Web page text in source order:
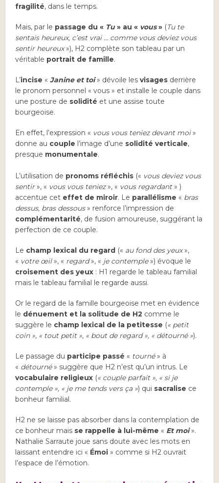
fragilité, dans le temps.
Mais, par le passage du « Tu» au « vous» (Tu te
sentais heureux, c’est vrai … comme vous deviez vous
sentir heureux»), H2 complète son tableau par un
véritable portrait de famille.
L’incise « Janine et toi» dévoile lesvisages derrière
le pronom personnel « vous » et installe le couple dans
une posture de solidité et une assise toute
bourgeoise.
En effet, l’expression « vous vous teniez devant moi»
donne au couple l’image d’une solidité verticale,
presque monumentale.
L’utilisation de pronoms réfléchis (« vous deviez vous
sentir», « vous vous teniez», « vous regardant» )
accentue cet effet de miroir. Le parallélisme « bras
dessus, bras dessous» renforce l’impression de
complémentarité, de fusion amoureuse, suggérant la
perfection de ce couple.
Le champ lexical du regard (« au fond des yeux»,
« votre œil», « regard», « je contemple») évoque le
croisement des yeux : H1 regarde le tableau familial
mais le tableau familial le regarde aussi.
Or le regard de la famille bourgeoise met en évidence
le dénuement et la solitude de H2 comme le
suggère le champ lexical de la petitesse (« petit
coin », « tout petit », « bout de regard », « détourné »).
Le passage du participe passé « tourné» à
« détourné» suggère que H2 n’est qu’un intrus. Le
vocabulaire religieux (« couple parfait », « si je
contemple », « je me tends vers ça ») qui sacralise ce
bonheur familial.
H2 ne se laisse pas absorber dans la contemplation de
ce bonheur mais se rappelle à lui-même « Et moi».
Nathalie Sarraute joue sans doute avec les mots en
laissant entendre ici « Émoi » comme si H2 ouvrait
l’espace de l’émotion.